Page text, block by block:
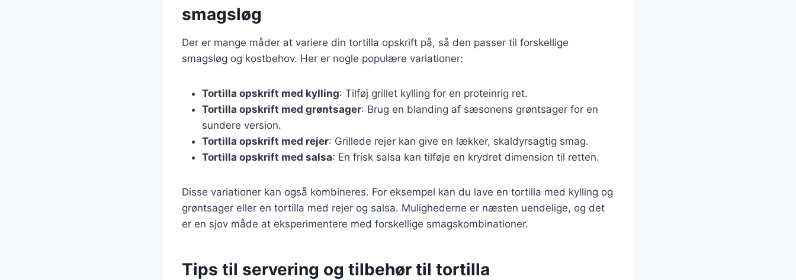
smagsløg
Der er mange måder at variere din tortilla opskrift på, så den passer til forskellige
smagsløg og kostbehov. Her er nogle populære variationer:
Tortilla opskrift med kylling: Tilføj grillet kylling for en proteinrig ret.
Tortilla opskrift med grøntsager: Brug en blanding af sæsonens grøntsager for en
sundere version.
Tortilla opskrift med rejer: Grillede rejer kan give en lækker, skaldyrsagtig smag.
Tortilla opskrift med salsa: En frisk salsa kan tilføje en krydret dimension til retten.
Disse variationer kan også kombineres. For eksempel kan du lave en tortilla med kylling og
grøntsager eller en tortilla med rejer og salsa. Mulighederne er næsten uendelige, og det
er en sjov måde at eksperimentere med forskellige smagskombinationer.
Tips til servering og tilbehør til tortilla